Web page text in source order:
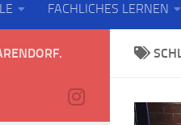
FACHLICHES LERNEN